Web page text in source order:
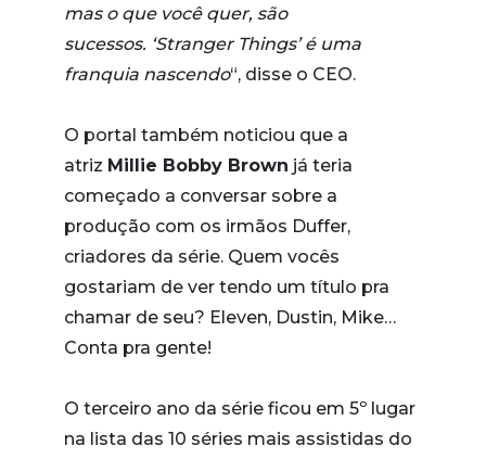
mas o que você quer, são
sucessos. ‘Stranger Things’ é uma
franquia nascendo“, disse o CEO.
O portal também noticiou que a
atriz Millie Bobby Brown já teria
começado a conversar sobre a
produção com os irmãos Duffer,
criadores da série. Quem vocês
gostariam de ver tendo um título pra
chamar de seu? Eleven, Dustin, Mike…
Conta pra gente!
O terceiro ano da série ficou em 5º lugar
na lista das 10 séries mais assistidas do